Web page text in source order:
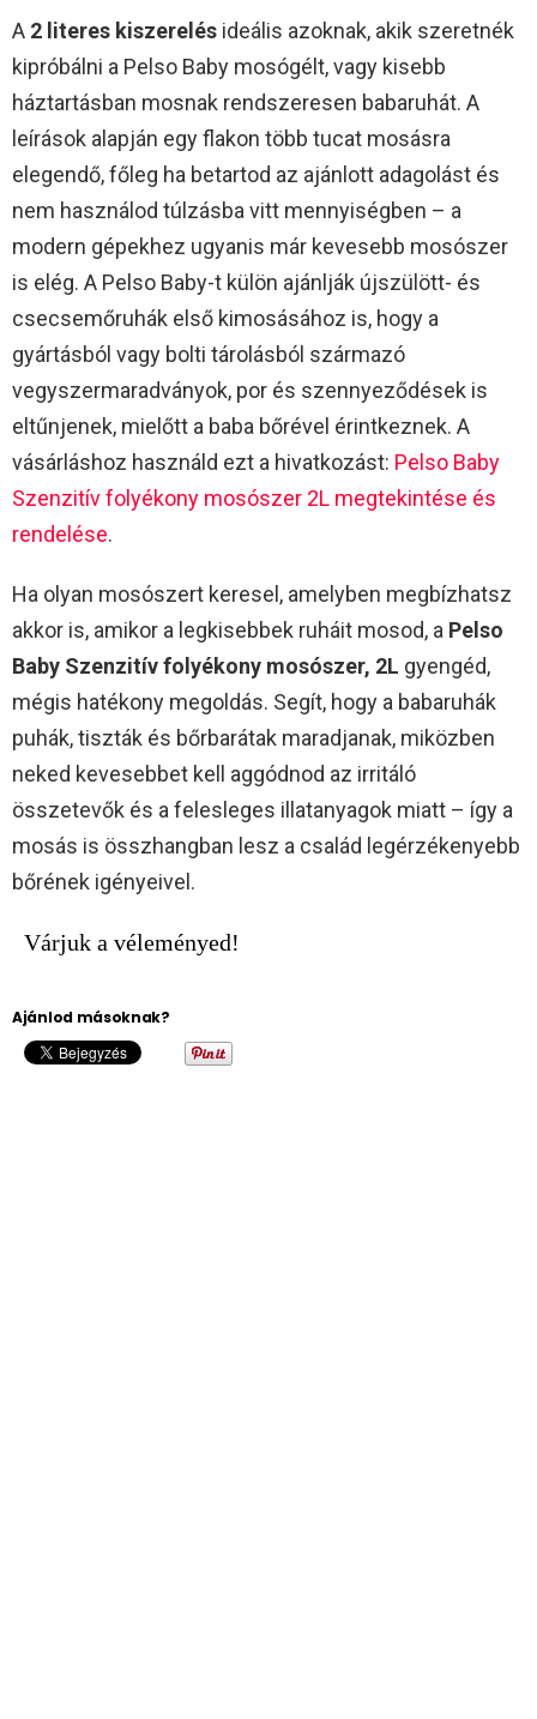
A 2 literes kiszerelés ideális azoknak, akik szeretnék
kipróbálni a Pelso Baby mosógélt, vagy kisebb
háztartásban mosnak rendszeresen babaruhát. A
leírások alapján egy flakon több tucat mosásra
elegendő, főleg ha betartod az ajánlott adagolást és
nem használod túlzásba vitt mennyiségben – a
modern gépekhez ugyanis már kevesebb mosószer
is elég. A Pelso Baby-t külön ajánlják újszülött- és
csecsemőruhák első kimosásához is, hogy a
gyártásból vagy bolti tárolásból származó
vegyszermaradványok, por és szennyeződések is
eltűnjenek, mielőtt a baba bőrével érintkeznek. A
vásárláshoz használd ezt a hivatkozást: Pelso Baby
Szenzitív folyékony mosószer 2L megtekintése és
rendelése.
Ha olyan mosószert keresel, amelyben megbízhatsz
akkor is, amikor a legkisebbek ruháit mosod, a Pelso
Baby Szenzitív folyékony mosószer, 2L gyengéd,
mégis hatékony megoldás. Segít, hogy a babaruhák
puhák, tiszták és bőrbarátak maradjanak, miközben
neked kevesebbet kell aggódnod az irritáló
összetevők és a felesleges illatanyagok miatt – így a
mosás is összhangban lesz a család legérzékenyebb
bőrének igényeivel.
Várjuk a véleményed!
Ajánlod másoknak?